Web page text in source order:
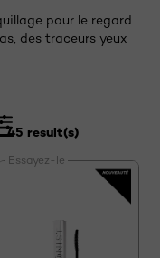
pour le regard
des traceurs yeux
45 result(s)
Essayez-le